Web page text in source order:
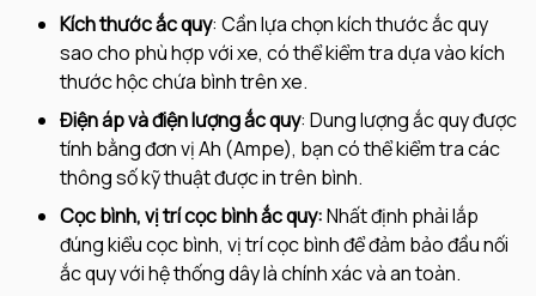
Kích thước ắc quy: Cần lựa chọn kích thước ắc quy
sao cho phù hợp với xe, có thể kiểm tra dựa vào kích
thước hộc chứa bình trên xe.
Điện áp và điện lượng ắc quy: Dung lượng ắc quy được
tính bằng đơn vị Ah (Ampe), bạn có thể kiểm tra các
thông số kỹ thuật được in trên bình.
Cọc bình, vị trí cọc bình ắc quy:Nhất định phải lắp
đúng kiểu cọc bình, vị trí cọc bình để đảm bảo đầu nối
ắc quy với hệ thống dây là chính xác và an toàn.